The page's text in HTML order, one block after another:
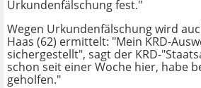
Urkundenfälschung fest."
Wegen Urkundenfälschung wird
Haas (62) ermittelt: "Mein KRD-
sichergestellt", sagt der KRD-
schon seit einer Woche hier, habe
geholfen."